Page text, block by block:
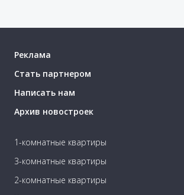
Реклама
Стать партнером
Написать нам
Архив новостроек
1-комнатные квартиры
3-комнатные квартиры
2-комнатные квартиры